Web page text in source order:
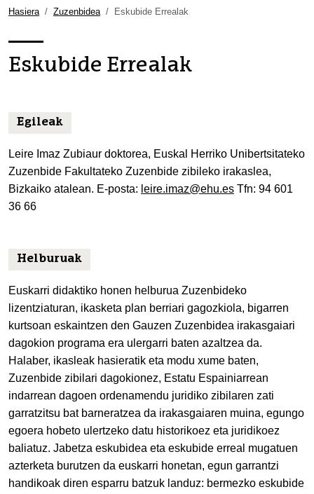
aurreratua…
Hasiera Zuzenbidea Eskubide Errealak
Eskubide Errealak
Egileak
Leire Imaz Zubiaur doktorea, Euskal Herriko Unibertsitateko
Zuzenbide Fakultateko Zuzenbide zibileko irakaslea,
Bizkaiko atalean. E-posta: leire.imaz@ehu.es Tfn: 94 601
36 66
Helburuak
Euskarri didaktiko honen helburua Zuzenbideko
lizentziaturan, ikasketa plan berriari gagozkiola, bigarren
kurtsoan eskaintzen den Gauzen Zuzenbidea irakasgaiari
dagokion programa era ulergarri baten azaltzea da.
Halaber, ikasleak hasieratik eta modu xume baten,
Zuzenbide zibilari dagokionez, Estatu Espainiarrean
indarrean dagoen ordenamendu juridiko zibilaren zati
garratzitsu bat barneratzea da irakasgaiaren muina, egungo
egoera hobeto ulertzeko datu historikoez eta juridikoez
baliatuz. Jabetza eskubidea eta eskubide erreal mugatuen
azterketa burutzen da euskarri honetan, egun garrantzi
handikoak diren esparru batzuk landuz: bermezko eskubide